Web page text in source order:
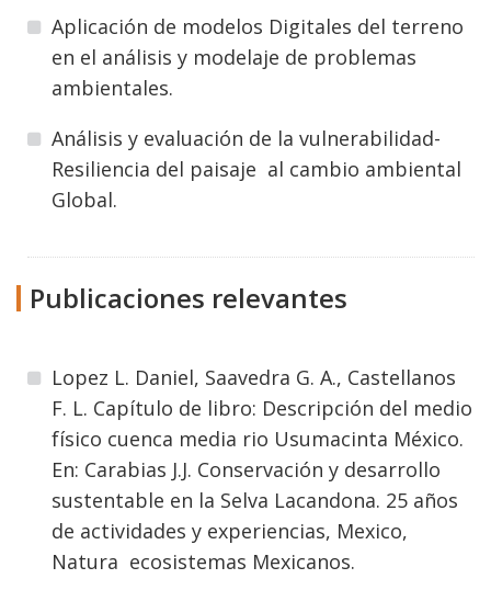
Aplicación de modelos Digitales del terreno
en el análisis y modelaje de problemas
ambientales.
Análisis y evaluación de la vulnerabilidad-
Resiliencia del paisaje al cambio ambiental
Global.
Publicaciones relevantes
Lopez L. Daniel, Saavedra G. A., Castellanos
F. L. Capítulo de libro: Descripción del medio
físico cuenca media rio Usumacinta México.
En: Carabias J.J. Conservación y desarrollo
sustentable en la Selva Lacandona. 25 años
de actividades y experiencias, Mexico,
Natura ecosistemas Mexicanos.